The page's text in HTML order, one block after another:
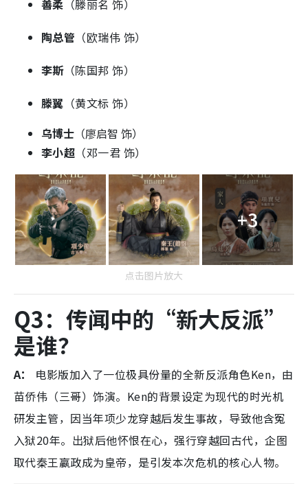
善柔 （滕丽名 饰）
陶总管 （欧瑞伟 饰）
李斯（陈国邦 饰）
滕翼 （黄文标 饰）
乌博士 （廖启智 饰）
李小超 （邓一君 饰）
+3
点击图片放大
Q3：传闻中的“新大反派”
是谁？
A：
电影版加入了一位极具份量的全新反派角色Ken，由
苗侨伟（三哥）饰演。Ken的背景设定为现代的时光机
研发主管，因当年项少龙穿越后发生事故，导致他含冤
入狱20年。出狱后他怀恨在心，强行穿越回古代，企图
取代秦王嬴政成为皇帝，是引发本次危机的核心人物。